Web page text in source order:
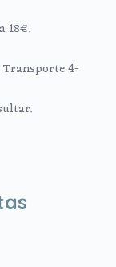
18€.
Transporte 4-